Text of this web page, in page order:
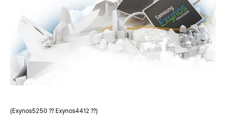
(Exynos5250 ?? Exynos4412 ??)